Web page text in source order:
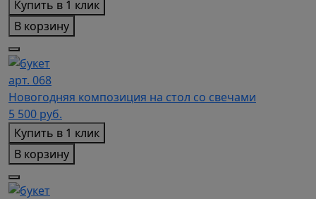
Купить в 1 клик
В корзину
арт. 068
Новогодняя композиция на стол со свечами
5 500 руб.
Купить в 1 клик
В корзину